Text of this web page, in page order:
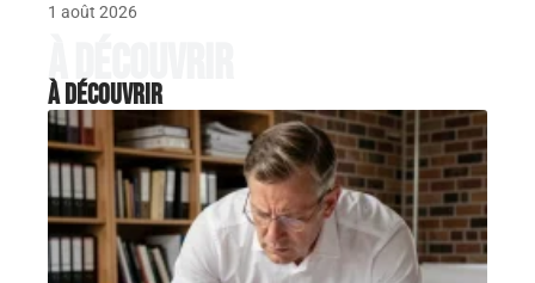
1 août 2026
À découvrir
À découvrir